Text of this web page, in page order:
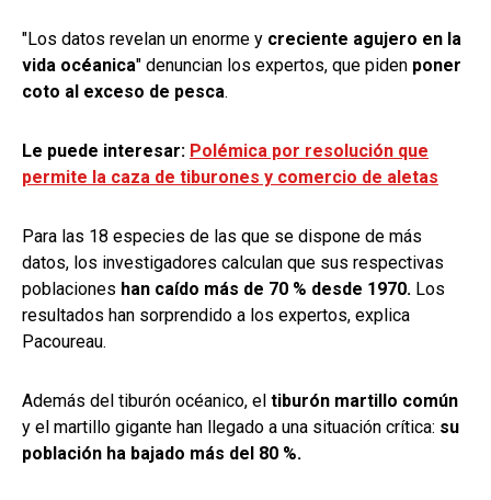
"Los datos revelan un enorme y creciente agujero en la
vida océanica" denuncian los expertos, que piden poner
coto al exceso de pesca.
Le puede interesar: Polémica por resolución que
permite la caza de tiburones y comercio de aletas
Para las 18 especies de las que se dispone de más
datos, los investigadores calculan que sus respectivas
poblaciones han caído más de 70 % desde 1970. Los
resultados han sorprendido a los expertos, explica
Pacoureau.
Además del tiburón océanico, el tiburón martillo común
y el martillo gigante han llegado a una situación crítica: su
población ha bajado más del 80 %.